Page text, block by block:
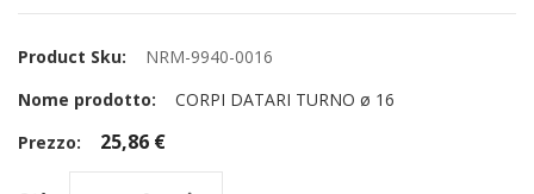
NRM-9940-0016
CORPI DATARI TURNO ø 16
25,86 €